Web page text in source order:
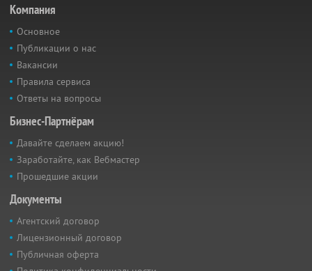
Компания
Основное
Публикации о нас
Вакансии
Правила сервиса
Ответы на вопросы
Бизнес-Партнёрам
Давайте сделаем акцию!
Заработайте, как Вебмастер
Прошедшие акции
Документы
Агентский договор
Лицензионный договор
Публичная оферта